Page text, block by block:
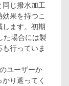
同じ撥水加工
果を持つこ
します。初期
た場合には製
行っていま
ユーザーか
り遮ってく